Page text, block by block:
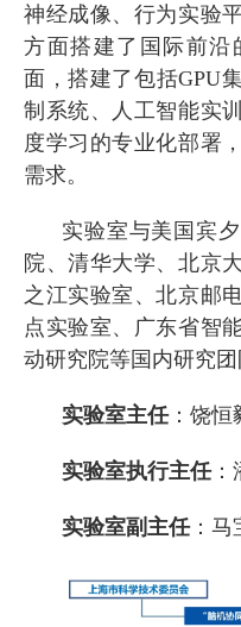
神经成像、行为实验
方面搭建了国际前沿
面，搭建了包括GPU
制系统、人工智能实
度学习的专业化部署
需求。
实验室与美国宾
院、清华大学、北京
之江实验室、北京邮
点实验室、广东省智
动研究院等国内研究团
实验室主任：饶恒
实验室执行主任：
实验室副主任：马